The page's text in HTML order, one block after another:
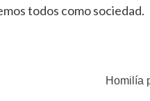
todos como sociedad.
Homilía